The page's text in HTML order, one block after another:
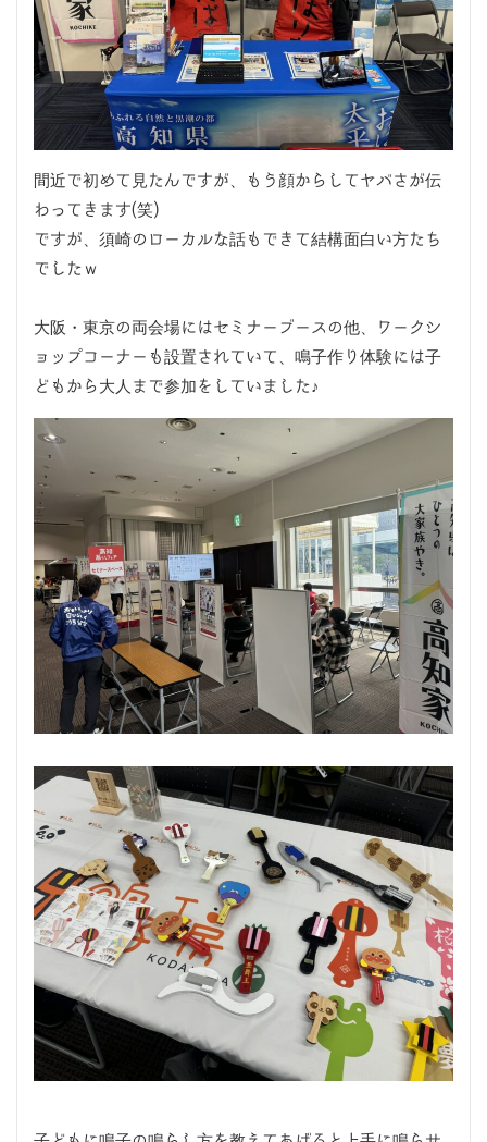
間近で初めて見たんですが、もう顔からしてヤバさが伝
わってきます(笑)
ですが、須崎のローカルな話もできて結構面白い方たち
でしたｗ
大阪・東京の両会場にはセミナーブースの他、ワークシ
ョップコーナーも設置されていて、鳴子作り体験には子
どもから大人まで参加をしていました♪